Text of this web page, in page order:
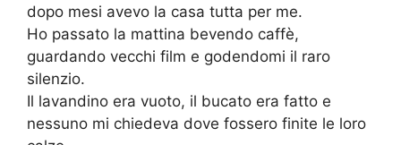
dopo mesi avevo la casa tutta per me.
Ho passato la mattina bevendo caffè,
guardando vecchi film e godendomi il raro
silenzio.
Il lavandino era vuoto, il bucato era fatto e
nessuno mi chiedeva dove fossero finite le loro